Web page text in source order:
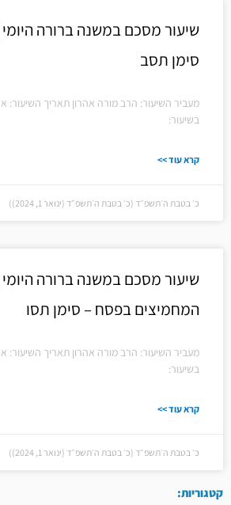
שיעור מסכם במשנה ברורה
סימן תסב
מעביר השיעור: הרב מורה אהרון תאריך
בשיעור:
קרא עוד >>
כ׳ בטבת ה׳תשפ״ד (כ׳ בטבת ה׳תשפ״ד (ינואר 1, 2024))
שיעור מסכם במשנה ברורה
המחמיצים בפסח – סימן תסו
מעביר השיעור: הרב מורה אהרון תאריך
בשיעור:
קרא עוד >>
כ׳ בטבת ה׳תשפ״ד (כ׳ בטבת ה׳תשפ״ד (ינואר 1, 2024))
קטגוריות: